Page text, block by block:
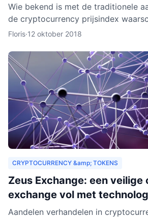
Wie bekend is met de traditionele
de cryptocurrency prijsindex
interessant vinden. In dit artikel
Floris·12 oktober 2018
CRYPTOCURRENCY &amp; TOKENS
Zeus Exchange: een veilige
exchange vol met
Aandelen verhandelen in